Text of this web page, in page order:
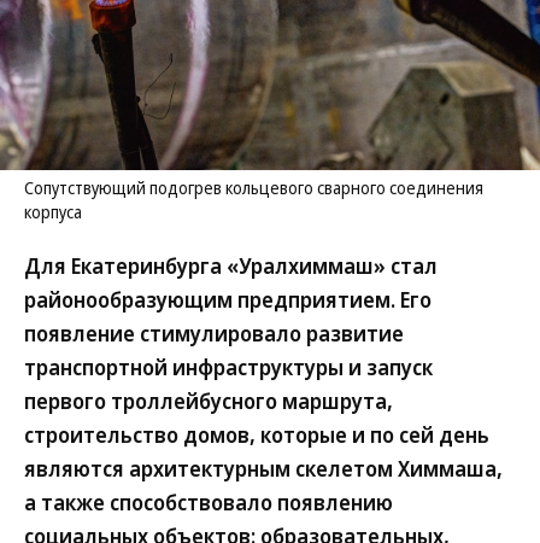
Сопутствующий подогрев кольцевого сварного соединения
корпуса
Для Екатеринбурга «Уралхиммаш» стал
районообразующим предприятием. Его
появление стимулировало развитие
транспортной инфраструктуры и запуск
первого троллейбусного маршрута,
строительство домов, которые и по сей день
являются архитектурным скелетом Химмаша,
а также способствовало появлению
социальных объектов: образовательных,